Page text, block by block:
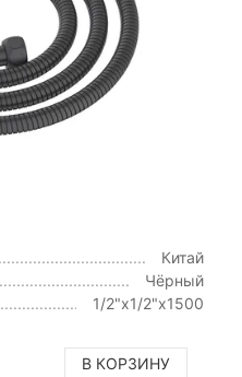
Китай
Чёрный
1/2"x1/2"x1500
В КОРЗИНУ